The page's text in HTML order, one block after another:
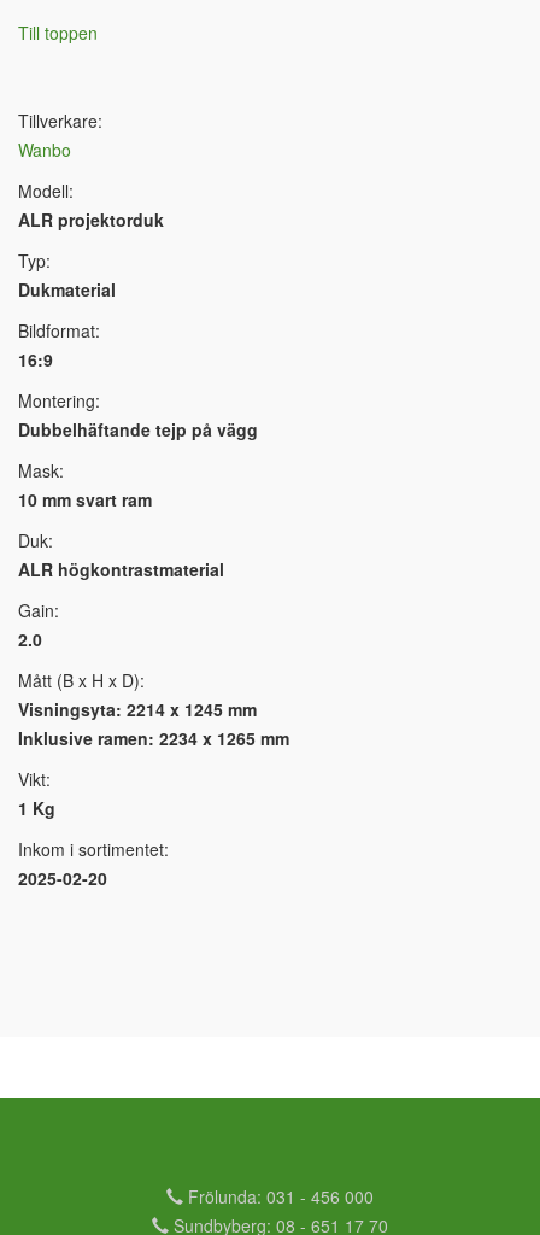
Till toppen
Tillverkare:
Wanbo
Modell:
ALR projektorduk
Typ:
Dukmaterial
Bildformat:
16:9
Montering:
Dubbelhäftande tejp på vägg
Mask:
10 mm svart ram
Duk:
ALR högkontrastmaterial
Gain:
2.0
Mått (B x H x D):
Visningsyta: 2214 x 1245 mm
Inklusive ramen: 2234 x 1265 mm
Vikt:
1 Kg
Inkom i sortimentet:
2025-02-20
Frölunda: 031 - 456 000
Sundbyberg: 08 - 651 17 70